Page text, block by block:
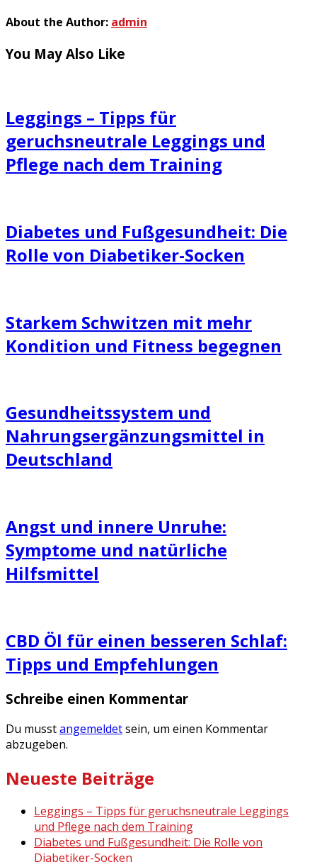
About the Author: admin
You May Also Like
Leggings – Tipps für
geruchsneutrale Leggings und
Pflege nach dem Training
Diabetes und Fußgesundheit: Die
Rolle von Diabetiker-Socken
Starkem Schwitzen mit mehr
Kondition und Fitness begegnen
Gesundheitssystem und
Nahrungsergänzungsmittel in
Deutschland
Angst und innere Unruhe:
Symptome und natürliche
Hilfsmittel
CBD Öl für einen besseren Schlaf:
Tipps und Empfehlungen
Schreibe einen Kommentar
Du musstangemeldetsein, um einen Kommentar
abzugeben.
Neueste Beiträge
Leggings – Tipps für geruchsneutrale Leggings
und Pflege nach dem Training
Diabetes und Fußgesundheit: Die Rolle von
Diabetiker-Socken